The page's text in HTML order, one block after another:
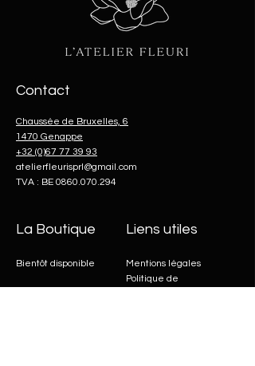
Contact
Chaussée de Bruxelles, 6
1470 Genappe
+32 (0)67 77 39 93
atelierfleurisprl@gmail.com
TVA : BE 0860.070.294
La Boutique
Bientôt disponible
Liens utiles
Mentions légales
Politique de